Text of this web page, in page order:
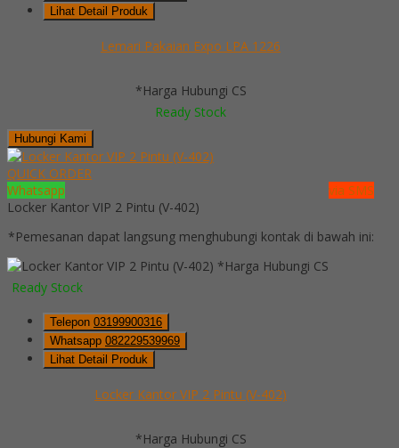
Lihat Detail Produk
Lemari Pakaian Expo LPA 1226
*Harga Hubungi CS
Ready Stock
Hubungi Kami
QUICK ORDER
Whatsapp
via SMS
Locker Kantor VIP 2 Pintu (V-402)
*Pemesanan dapat langsung menghubungi kontak di bawah ini:
*Harga Hubungi CS
Ready Stock
Telepon 03199900316
Whatsapp 082229539969
Lihat Detail Produk
Locker Kantor VIP 2 Pintu (V-402)
*Harga Hubungi CS